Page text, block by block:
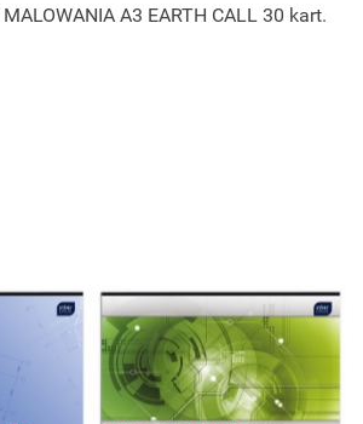
A3 EARTH CALL 30 kart.